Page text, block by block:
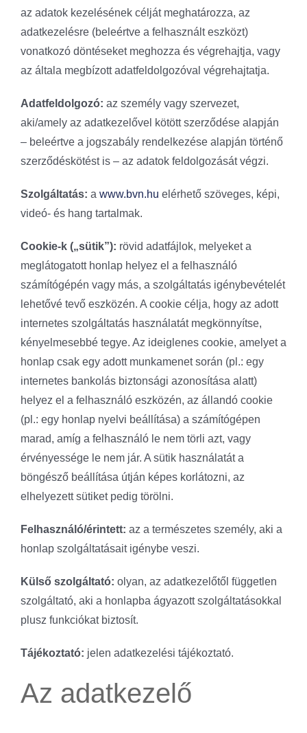
az adatok kezelésének célját meghatározza, az
adatkezelésre (beleértve a felhasznált eszközt)
vonatkozó döntéseket meghozza és végrehajtja, vagy
az általa megbízott adatfeldolgozóval végrehajtatja.
Adatfeldolgozó: az személy vagy szervezet,
aki/amely az adatkezelővel kötött szerződése alapján
– beleértve a jogszabály rendelkezése alapján történő
szerződéskötést is – az adatok feldolgozását végzi.
Szolgáltatás: a www.bvn.hu elérhető szöveges, képi,
videó- és hang tartalmak.
Cookie-k („sütik”): rövid adatfájlok, melyeket a
meglátogatott honlap helyez el a felhasználó
számítógépén vagy más, a szolgáltatás igénybevételét
lehetővé tevő eszközén. A cookie célja, hogy az adott
internetes szolgáltatás használatát megkönnyítse,
kényelmesebbé tegye. Az ideiglenes cookie, amelyet a
honlap csak egy adott munkamenet során (pl.: egy
internetes bankolás biztonsági azonosítása alatt)
helyez el a felhasználó eszközén, az állandó cookie
(pl.: egy honlap nyelvi beállítása) a számítógépen
marad, amíg a felhasználó le nem törli azt, vagy
érvényessége le nem jár. A sütik használatát a
böngésző beállítása útján képes korlátozni, az
elhelyezett sütiket pedig törölni.
Felhasználó/érintett: az a természetes személy, aki a
honlap szolgáltatásait igénybe veszi.
Külső szolgáltató: olyan, az adatkezelőtől független
szolgáltató, aki a honlapba ágyazott szolgáltatásokkal
plusz funkciókat biztosít.
Tájékoztató: jelen adatkezelési tájékoztató.
Az adatkezelő